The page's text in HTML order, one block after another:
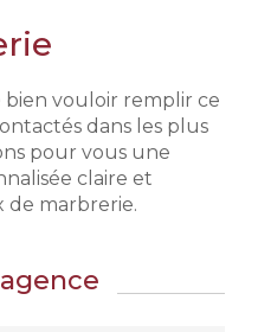
bien vouloir remplir ce
dans les plus
pour vous une
claire et
de marbrerie.